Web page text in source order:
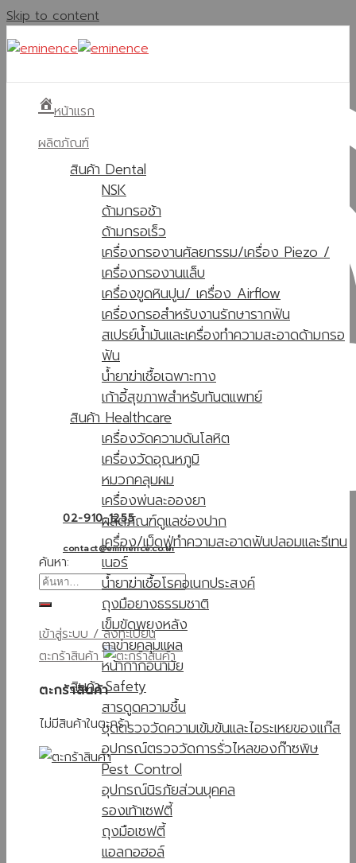
Skip to content
02-910-1255
contact@eminence.co.th
ค้นหา:
เข้าสู่ระบบ / ลงทะเบียน
ตะกร้าสินค้า
ตะกร้าสินค้า
ไม่มีสินค้าในตะกร้า
หน้าแรก
ผลิตภัณฑ์
สินค้า Dental
NSK
ด้ามกรอช้า
ด้ามกรอเร็ว
เครื่องกรองานศัลยกรรม/เครื่อง Piezo /
เครื่องกรองานแล็บ
เครื่องขูดหินปูน/ เครื่อง Airflow
เครื่องกรอสำหรับงานรักษารากฟัน
สเปรย์น้ำมันและเครื่องทำความสะอาดด้ามกรอ
ฟัน
น้ำยาฆ่าเชื้อเฉพาะทาง
เก้าอี้สุขภาพสำหรับทันตแพทย์
สินค้า Healthcare
เครื่องวัดความดันโลหิต
เครื่องวัดอุณหภูมิ
หมวกคลุมผม
เครื่องพ่นละอองยา
ผลิตภัณฑ์ดูแลช่องปาก
เครื่อง/เม็ดฟู่ทำความสะอาดฟันปลอมและรีเทน
เนอร์
น้ำยาฆ่าเชื้อโรคอเนกประสงค์
ถุงมือยางธรรมชาติ
เข็มขัดพยุงหลัง
ตาข่ายคลุมแผล
หน้ากากอนามัย
สินค้า Safety
สารดูดความชื้น
ชุดตรวจวัดความเข้มข้นและไอระเหยของแก๊ส
อุปกรณ์ตรวจวัดการรั่วไหลของก๊าซพิษ
Pest Control
อุปกรณ์นิรภัยส่วนบุคคล
รองเท้าเซฟตี้
ถุงมือเซฟตี้
แอลกอฮอล์